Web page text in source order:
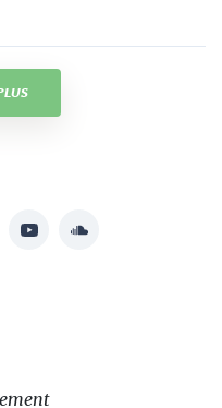
YouTubeSoundcloud